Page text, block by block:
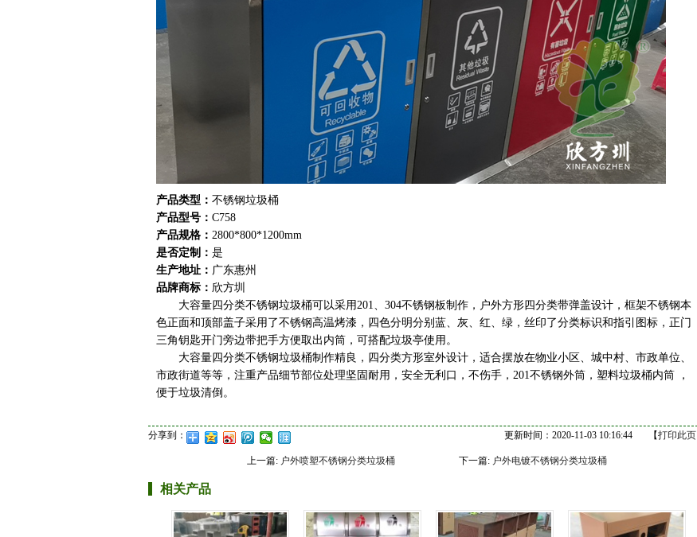
产品类型： 不锈钢垃圾桶
产品型号： C758
产品规格： 2800*800*1200mm
是否定制： 是
生产地址： 广东惠州
品牌商标： 欣方圳
大容量四分类不锈钢垃圾桶可以采用201、304不锈钢板制作，户外方形四分类带弹盖设计，框架不锈钢本
色正面和顶部盖子采用了不锈钢高温烤漆，四色分明分别蓝、灰、红、绿，丝印了分类标识和指引图标，正门
三角钥匙开门旁边带把手方便取出内筒，可搭配垃圾亭使用。
大容量四分类不锈钢垃圾桶制作精良，四分类方形室外设计，适合摆放在物业小区、城中村、市政单位、
市政街道等等，注重产品细节部位处理坚固耐用，安全无利口，不伤手，201不锈钢外筒，塑料垃圾桶内筒 ，
便于垃圾清倒。
分享到： 更新时间：2020-11-03 10:16:44 【打印此页
上一篇: 户外喷塑不锈钢分类垃圾桶 下一篇: 户外电镀不锈钢分类垃圾桶
相关产品